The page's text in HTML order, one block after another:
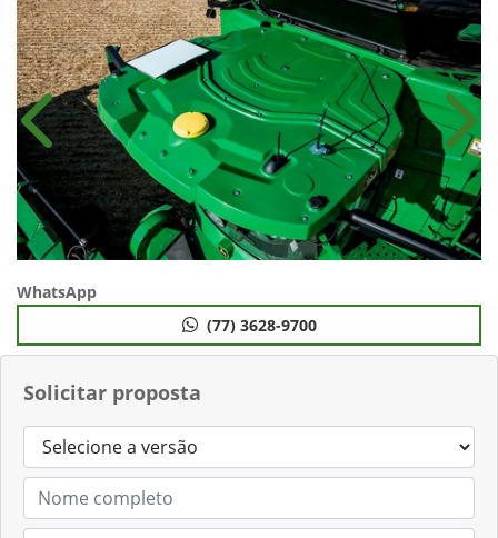
Solicitar proposta
Anterior
WhatsApp
(77) 3628-9700